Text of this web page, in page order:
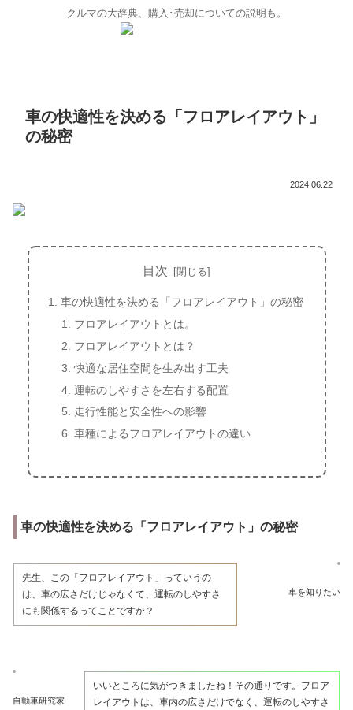
クルマの大辞典、購入･売却についての説明も。
車の快適性を決める「フロアレイアウト」
の秘密
2024.06.22
目次
車の快適性を決める「フロアレイアウト」の秘密
フロアレイアウトとは。
フロアレイアウトとは？
快適な居住空間を生み出す工夫
運転のしやすさを左右する配置
走行性能と安全性への影響
車種によるフロアレイアウトの違い
車の快適性を決める「フロアレイアウト」の秘密
車を知りたい
先生、この「フロアレイアウト」っていうの
は、車の広さだけじゃなくて、運転のしやすさ
にも関係するってことですか？
自動車研究家
いいところに気がつきましたね！その通りです。フロア
レイアウトは、車内の広さだけでなく、運転のしやすさ